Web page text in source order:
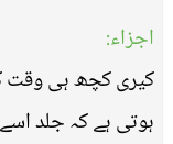
اجزاء:
کیری کچھ ہی وقت
ہوتی ہے کہ جلد